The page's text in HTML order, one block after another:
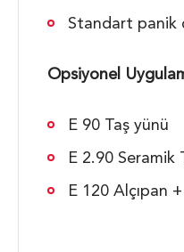
Standart panik
Opsiyonel
E 90 Taş yünü
E 2.90 Seramik
E 120 Alçıpan